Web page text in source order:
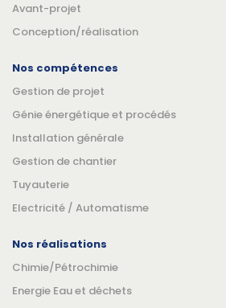
Avant-projet
Conception/réalisation
Nos compétences
Gestion de projet
Génie énergétique et procédés
Installation générale
Gestion de chantier
Tuyauterie
Electricité / Automatisme
Nos réalisations
Chimie/Pétrochimie
Energie Eau et déchets